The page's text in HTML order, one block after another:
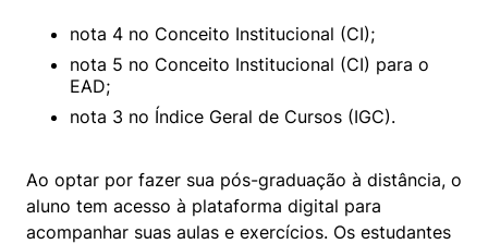
nota 4 no Conceito Institucional (CI);
nota 5 no Conceito Institucional (CI) para o
EAD;
nota 3 no Índice Geral de Cursos (IGC).
Ao optar por fazer sua pós-graduação à distância, o
aluno tem acesso à plataforma digital para
acompanhar suas aulas e exercícios. Os estudantes